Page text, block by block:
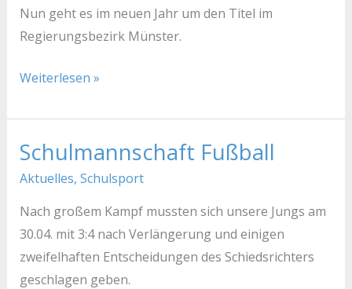
Nun geht es im neuen Jahr um den Titel im
Regierungsbezirk Münster.
Weiterlesen »
Schulmannschaft Fußball
Aktuelles, Schulsport
Nach großem Kampf mussten sich unsere Jungs am
30.04. mit 3:4 nach Verlängerung und einigen
zweifelhaften Entscheidungen des Schiedsrichters
geschlagen geben.
Schulmannschaft
Fußball